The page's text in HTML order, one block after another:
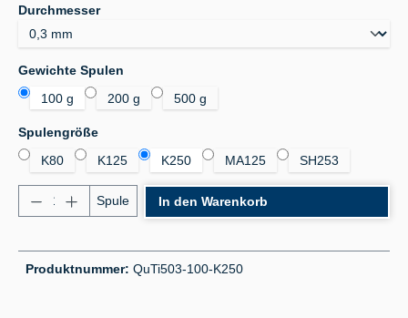
Durchmesserauswählen
Gewichte Spulen
100 g
200 g 500 g
Spulengrößeauswählen
K80
K125 K250 MA125 SH253
Produkt Anzahl: Gib den gewünschten Wert ein
Spule In den Warenkorb
Produktnummer: QuTi503-100-K250